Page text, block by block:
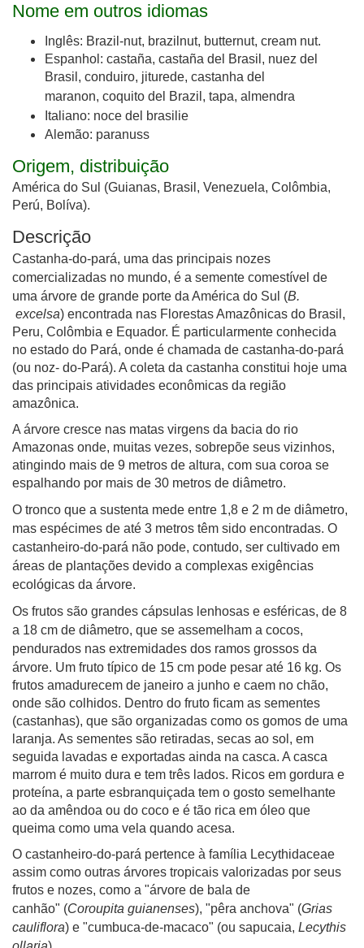
Nome em outros idiomas
Inglês: Brazil-nut, brazilnut, butternut, cream nut.
Espanhol: castaña, castaña del Brasil, nuez del
Brasil, conduiro, jiturede, castanha del
maranon, coquito del Brazil, tapa, almendra
Italiano: noce del brasilie
Alemão: paranuss
Origem, distribuição
América do Sul (Guianas, Brasil, Venezuela, Colômbia,
Perú, Bolíva).
Descrição
Castanha-do-pará, uma das principais nozes
comercializadas no mundo, é a semente comestível de
uma árvore de grande porte da América do Sul (B.
excelsa) encontrada nas Florestas Amazônicas do Brasil,
Peru, Colômbia e Equador. É particularmente conhecida
no estado do Pará, onde é chamada de castanha-do-pará
(ou noz- do-Pará). A coleta da castanha constitui hoje uma
das principais atividades econômicas da região
amazônica.
A árvore cresce nas matas virgens da bacia do rio
Amazonas onde, muitas vezes, sobrepõe seus vizinhos,
atingindo mais de 9 metros de altura, com sua coroa se
espalhando por mais de 30 metros de diâmetro.
O tronco que a sustenta mede entre 1,8 e 2 m de diâmetro,
mas espécimes de até 3 metros têm sido encontradas. O
castanheiro-do-pará não pode, contudo, ser cultivado em
áreas de plantações devido a complexas exigências
ecológicas da árvore.
Os frutos são grandes cápsulas lenhosas e esféricas, de 8
a 18 cm de diâmetro, que se assemelham a cocos,
pendurados nas extremidades dos ramos grossos da
árvore. Um fruto típico de 15 cm pode pesar até 16 kg. Os
frutos amadurecem de janeiro a junho e caem no chão,
onde são colhidos. Dentro do fruto ficam as sementes
(castanhas), que são organizadas como os gomos de uma
laranja. As sementes são retiradas, secas ao sol, em
seguida lavadas e exportadas ainda na casca. A casca
marrom é muito dura e tem três lados. Ricos em gordura e
proteína, a parte esbranquiçada tem o gosto semelhante
ao da amêndoa ou do coco e é tão rica em óleo que
queima como uma vela quando acesa.
O castanheiro-do-pará pertence à família Lecythidaceae
assim como outras árvores tropicais valorizadas por seus
frutos e nozes, como a "árvore de bala de
canhão" (Coroupita guianenses), "pêra anchova" (Grias
cauliflora) e "cumbuca-de-macaco" (ou sapucaia, Lecythis